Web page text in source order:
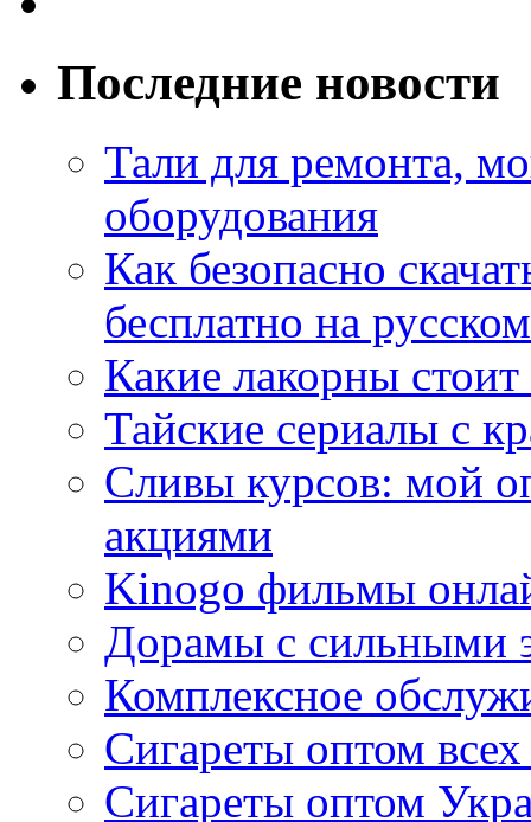
Последние новости
Тали для ремонта,
оборудования
Как безопасно
бесплатно на
Какие лакорны
Тайские сериалы с
Сливы курсов: мой
акциями
Kinogo фильмы
Дорамы с сильными
Комплексное
Сигареты оптом
Сигареты оптом